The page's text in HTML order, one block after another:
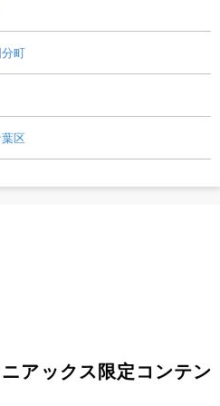
町
区
アックス限定コンテン